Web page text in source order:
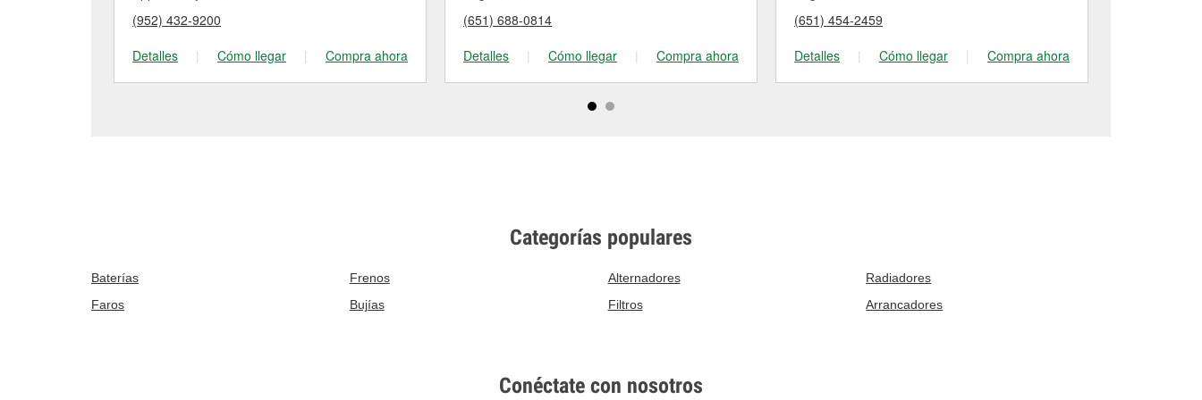
(952) 432-9200
Detalles
| Cómo llegar | Compra ahora
(651) 688-0814
Detalles
| Cómo llegar | Compra ahora
(651) 454-2459
Detalles
| Cómo llegar | Compra ahora
Categorías populares
Baterías Frenos Alternadores
Radiadores
Faros
Bujías Filtros Arrancadores
Conéctate con nosotros